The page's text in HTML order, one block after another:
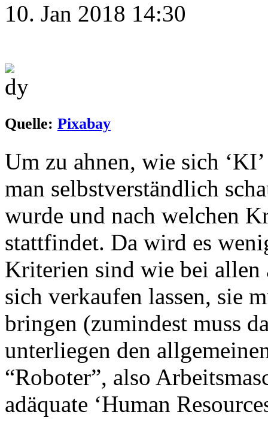
10. Jan 2018 14:30
Quelle: Pixabay
Um zu ahnen, wie sich
man selbstverständlich
wurde und nach welchen
stattfindet. Da wird es
Kriterien sind wie bei allen
sich verkaufen lassen, sie
bringen (zumindest muss
unterliegen den
“Roboter”, also
adäquate ‘Human